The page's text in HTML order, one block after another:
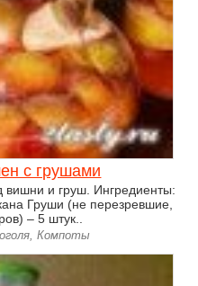
с грушами
вишни и груш. Ингредиенты:
Груши (не перезревшие,
– 5 штук..
Компоты